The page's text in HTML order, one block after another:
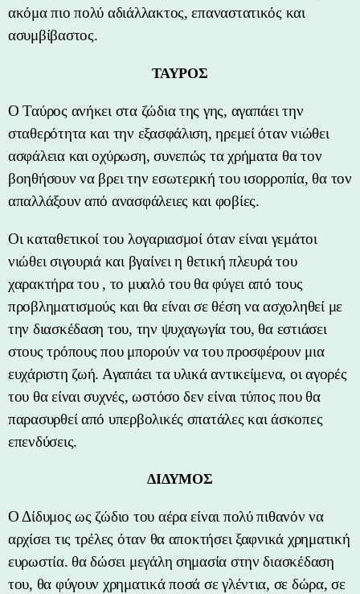
ακόμα πιο πολύ αδιάλλακτος, επαναστατικός και
ασυμβίβαστος.
ΤΑΥΡΟΣ
Ο Ταύρος ανήκει στα ζώδια της γης, αγαπάει την
σταθερότητα και την εξασφάλιση, ηρεμεί όταν νιώθει
ασφάλεια και οχύρωση, συνεπώς τα χρήματα θα τον
βοηθήσουν να βρει την εσωτερική του ισορροπία, θα τον
απαλλάξουν από ανασφάλειες και φοβίες.
Οι καταθετικοί του λογαριασμοί όταν είναι γεμάτοι
νιώθει σιγουριά και βγαίνει η θετική πλευρά του
χαρακτήρα του , το μυαλό του θα φύγει από τους
προβληματισμούς και θα είναι σε θέση να ασχοληθεί με
την διασκέδαση του, την ψυχαγωγία του, θα εστιάσει
στους τρόπους που μπορούν να του προσφέρουν μια
ευχάριστη ζωή. Αγαπάει τα υλικά αντικείμενα, οι αγορές
του θα είναι συχνές, ωστόσο δεν είναι τύπος που θα
παρασυρθεί από υπερβολικές σπατάλες και άσκοπες
επενδύσεις.
ΔΙΔΥΜΟΣ
Ο Δίδυμος ως ζώδιο του αέρα είναι πολύ πιθανόν να
αρχίσει τις τρέλες όταν θα αποκτήσει ξαφνικά χρηματική
ευρωστία. θα δώσει μεγάλη σημασία στην διασκέδαση
του, θα φύγουν χρηματικά ποσά σε γλέντια, σε δώρα, σε